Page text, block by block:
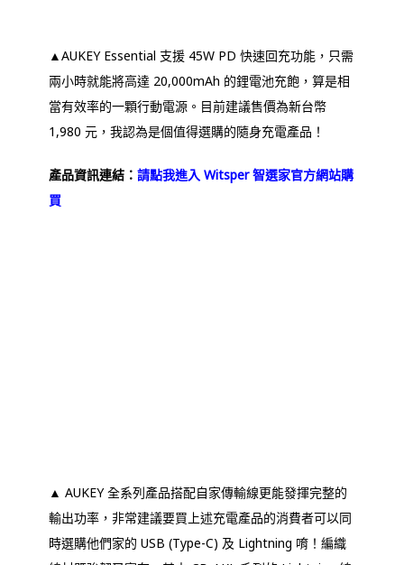
▲AUKEY Essential 支援 45W PD 快速回充功能，只需
兩小時就能將高達 20,000mAh 的鋰電池充飽，算是相
當有效率的一顆行動電源。目前建議售價為新台幣
1,980 元，我認為是個值得選購的隨身充電產品！
產品資訊連結： 請點我進入 Witsper 智選家官方網站購
買
▲ AUKEY 全系列產品搭配自家傳輸線更能發揮完整的
輸出功率，非常建議要買上述充電產品的消費者可以同
時選購他們家的 USB (Type-C) 及 Lightning 唷！編織